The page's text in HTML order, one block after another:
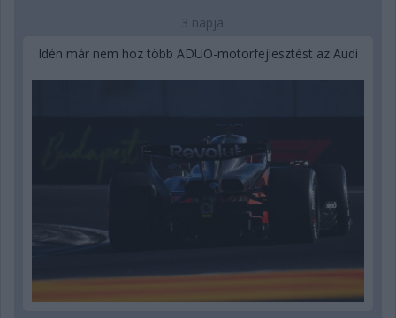
3 napja
Idén már nem hoz több ADUO-motorfejlesztést az Audi